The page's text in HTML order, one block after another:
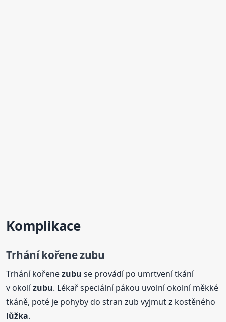
Komplikace
Trhání kořenezubu
Trhání kořenezubu se provádí po umrtvení tkání
v okolízubu. Lékař speciální pákou uvolní okolní měkké
tkáně, poté je pohyby do stran zub vyjmut z kostěného
lůžka.